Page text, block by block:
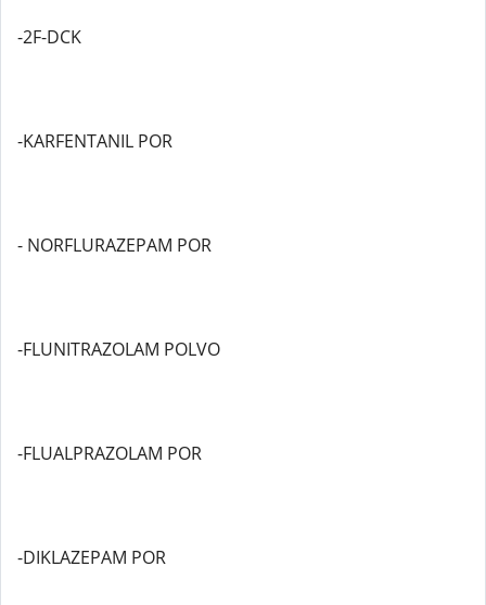
-2F-DCK
-KARFENTANIL POR
- NORFLURAZEPAM POR
-FLUNITRAZOLAM POLVO
-FLUALPRAZOLAM POR
-DIKLAZEPAM POR